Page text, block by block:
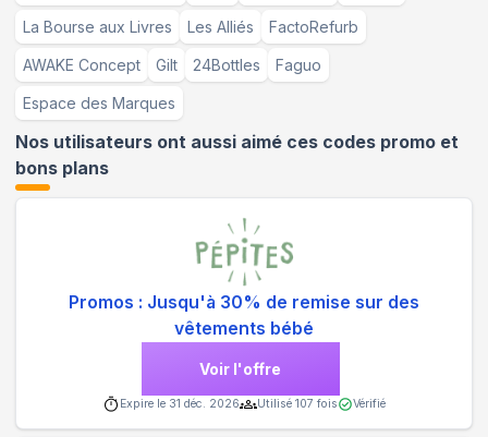
La Bourse aux Livres Les Alliés FactoRefurb
AWAKE Concept Gilt 24Bottles Faguo
Espace des Marques
Nos utilisateurs ont aussi aimé ces codes promo et
bons plans
Promos : Jusqu'à 30% de remise sur des
vêtements bébé
Voir l'offre
Expire le 31 déc. 2026 Utilisé 107 fois Vérifié